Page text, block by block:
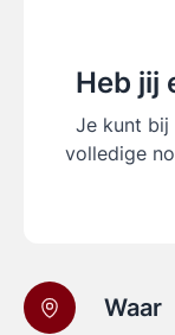
Heb jij
Je kunt bij
volledige
Waar